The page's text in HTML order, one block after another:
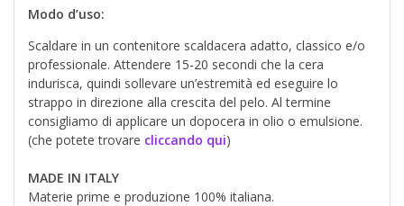
Modo d’uso:
Scaldare in un contenitore scaldacera adatto, classico e/o
professionale. Attendere 15-20 secondi che la cera
indurisca, quindi sollevare un’estremità ed eseguire lo
strappo in direzione alla crescita del pelo. Al termine
consigliamo di applicare un dopocera in olio o emulsione.
(che potete trovare cliccando qui)
MADE IN ITALY
Materie prime e produzione 100% italiana.